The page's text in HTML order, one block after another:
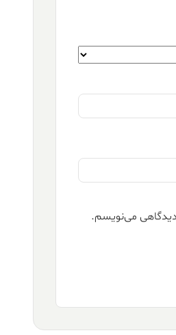
دیدگاهی می‌نویسم.